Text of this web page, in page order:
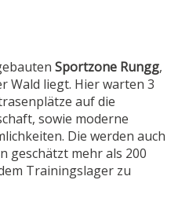
Sportzone Rungg,
Wald liegt. Hier warten 3
auf die
sowie moderne
Die werden auch
geschätzt mehr als 200
Trainingslager zu